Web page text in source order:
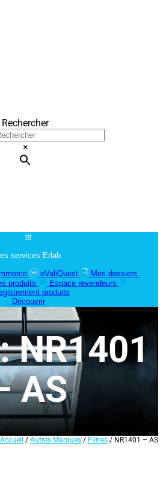
Rechercher
×
services Erlab
eValiQuest
Mes dossiers
produits
Espace revendeurs
produits
Découvrir
NR1401
AS
Accueil / Autres Marques / Filtres / NR1401 – AS